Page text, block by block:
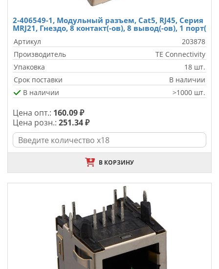
2-406549-1, Модульный разъем, Cat5, RJ45, Серия
MRJ21, Гнездо, 8 контакт(-ов), 8 вывод(-ов), 1 порт(
Артикул
203878
Производитель
TE Connectivity
Упаковка
18 шт.
Срок поставки
В наличии
В наличии
>1000 шт.
Цена опт.: 160.09 ₽
Цена розн.: 251.34 ₽
В КОРЗИНУ